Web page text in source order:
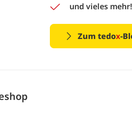
und vieles mehr!
Zum tedox-